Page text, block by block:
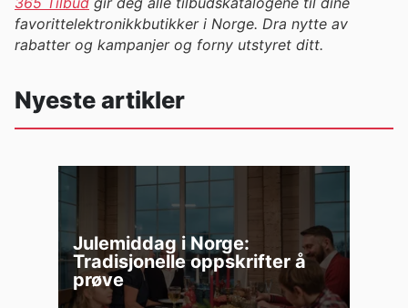
favorittelektronikkbutikker i Norge. Dra nytte av
rabatter og kampanjer og forny utstyret ditt.
Nyeste artikler
Julemiddag i Norge:
Tradisjonelle oppskrifter å
prøve